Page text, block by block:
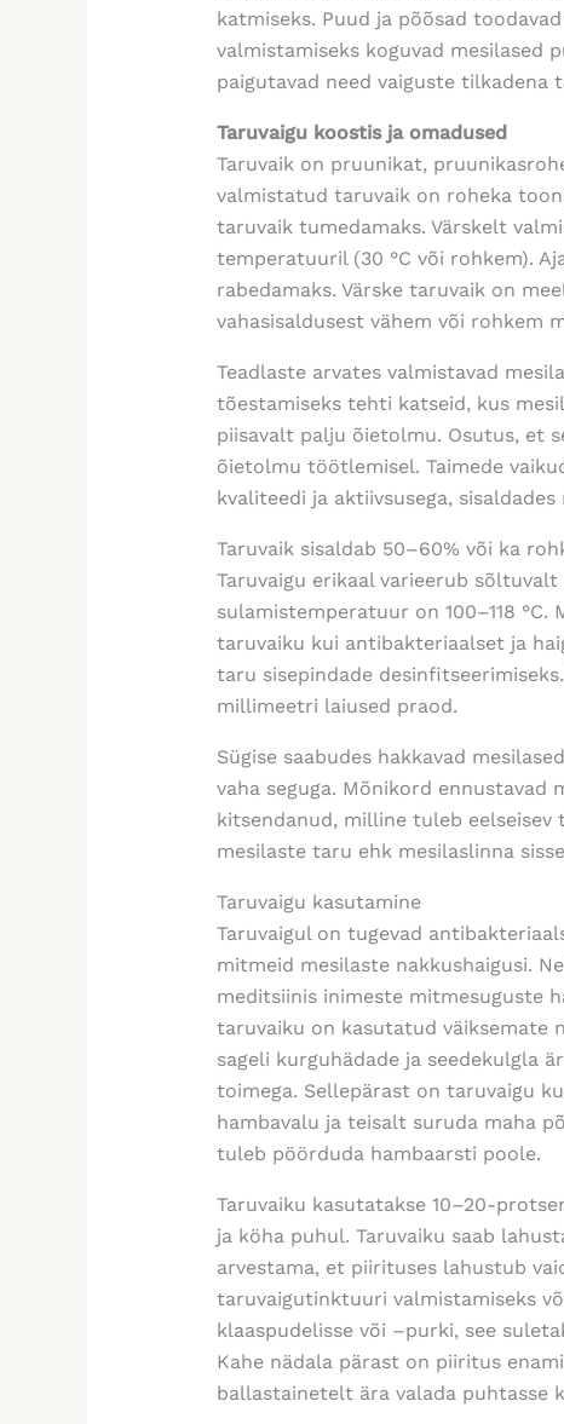
katmiseks. Puud ja põõsad
valmistamiseks koguvad mesilased
paigutavad need vaiguste tilkadena
Taruvaigu koostis ja omadused
Taruvaik on pruunikat,
valmistatud taruvaik on roheka
taruvaik tumedamaks. Värskelt
temperatuuril (30 °C või rohkem).
rabedamaks. Värske taruvaik on
vahasisaldusest vähem või rohkem
Teadlaste arvates valmistavad
tõestamiseks tehti katseid, kus
piisavalt palju õietolmu. Osutus, et
õietolmu töötlemisel. Taimede
kvaliteedi ja aktiivsusega,
Taruvaik sisaldab 50–60% või ka
Taruvaigu erikaal varieerub sõltuvalt
sulamistemperatuur on 100–118
taruvaiku kui antibakteriaalset ja
taru sisepindade
millimeetri laiused praod.
Sügise saabudes hakkavad
vaha seguga. Mõnikord ennustavad
kitsendanud, milline tuleb eelseisev
mesilaste taru ehk mesilaslinna
Taruvaigu kasutamine
Taruvaigul on tugevad
mitmeid mesilaste nakkushaigusi.
meditsiinis inimeste mitmesuguste
taruvaiku on kasutatud väiksemate
sageli kurguhädade ja seedekulgla
toimega. Sellepärast on taruvaigu
hambavalu ja teisalt suruda maha
tuleb pöörduda hambaarsti poole.
Taruvaiku kasutatakse 10–20-
ja köha puhul. Taruvaiku saab
arvestama, et piirituses lahustub
taruvaigutinktuuri valmistamiseks
klaaspudelisse või –purki, see
Kahe nädala pärast on piiritus
ballastainetelt ära valada puhtasse